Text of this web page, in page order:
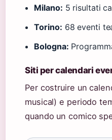
Milano: 5 risultati
Torino: 68 eventi
Bologna:
Siti per calendari
Per costruire un
musical) e periodo
quando un comico